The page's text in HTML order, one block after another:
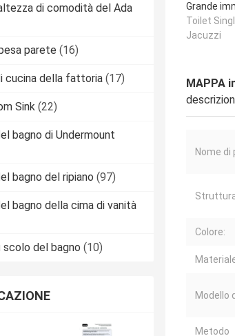
di comodità del Ada
parete (16)
cucina della fattoria (17)
Sink (22)
bagno di Undermount
bagno del ripiano (97)
bagno della cima di vanità
scolo del bagno (10)
Grande
Toilet
Jacuzzi
MAPPA
Nome di
Colore:
Modello
Metodo